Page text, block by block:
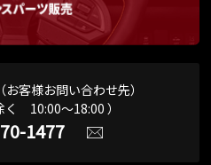
客様お問い合わせ先）
く 10:00～18:00 ）
1477